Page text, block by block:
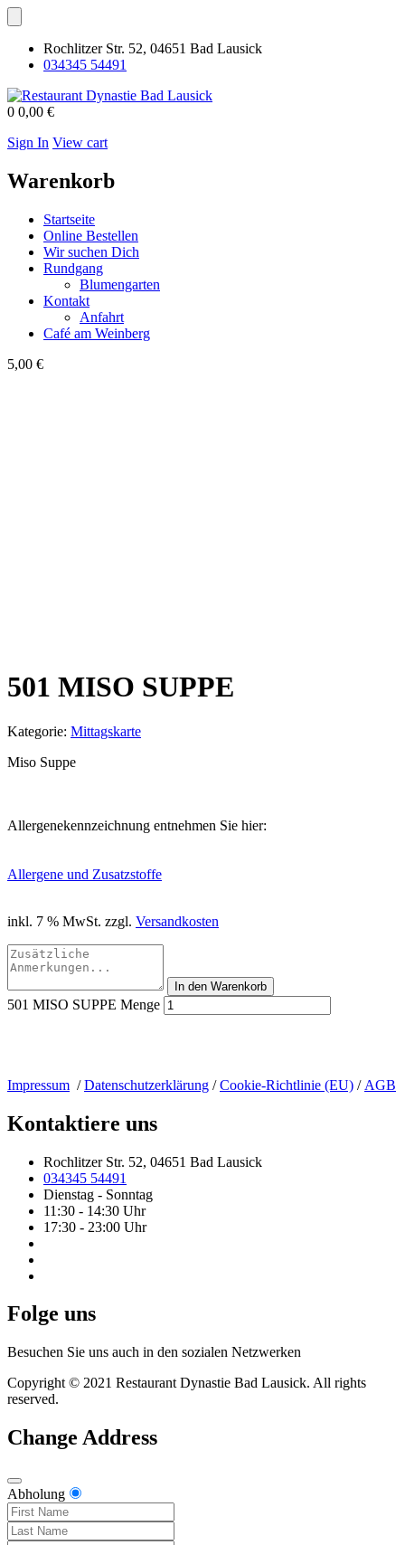
Rochlitzer Str. 52, 04651 Bad Lausick
034345 54491
0 0,00 €
Sign In View cart
Warenkorb
Startseite
Online Bestellen
Wir suchen Dich
Rundgang
Blumengarten
Kontakt
Anfahrt
Café am Weinberg
5,00 €
501 MISO SUPPE
Kategorie: Mittagskarte
Miso Suppe
Allergenekennzeichnung entnehmen Sie hier:
Allergene und Zusatzstoffe
inkl. 7 % MwSt. zzgl. Versandkosten
In den Warenkorb
501 MISO SUPPE Menge
Impressum /Datenschutzerklärung /Cookie-Richtlinie (EU) / AGB
Kontaktiere uns
Rochlitzer Str. 52, 04651 Bad Lausick
034345 54491
Dienstag - Sonntag
11:30 - 14:30 Uhr
17:30 - 23:00 Uhr
Folge uns
Besuchen Sie uns auch in den sozialen Netzwerken
Copyright © 2021 Restaurant Dynastie Bad Lausick. All rights
reserved.
Change Address
Abholung